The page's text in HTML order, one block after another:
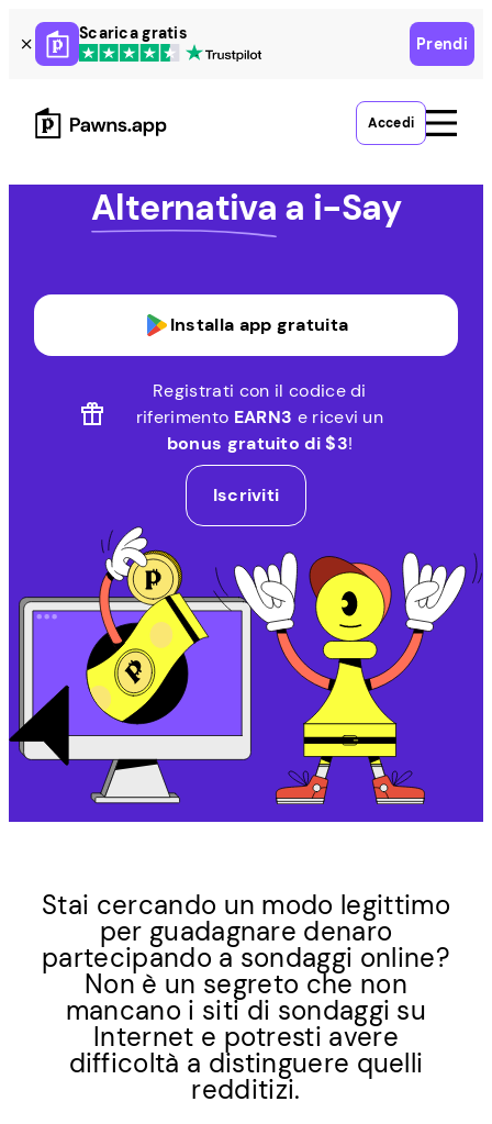
Skip
to
content
Scarica gratis
Prendi
Accedi
Alternativa a i-Say
Installa app gratuita
Registrati con il codice di
riferimento EARN3 e ricevi un
bonus gratuito di $3!
Iscriviti
Stai cercando un modo legittimo
per guadagnare denaro
partecipando a sondaggi online?
Non è un segreto che non
mancano i siti di sondaggi su
Internet e potresti avere
difficoltà a distinguere quelli
redditizi.